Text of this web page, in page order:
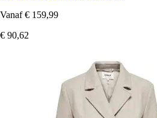
Vanaf € 159,99
€ 90,62